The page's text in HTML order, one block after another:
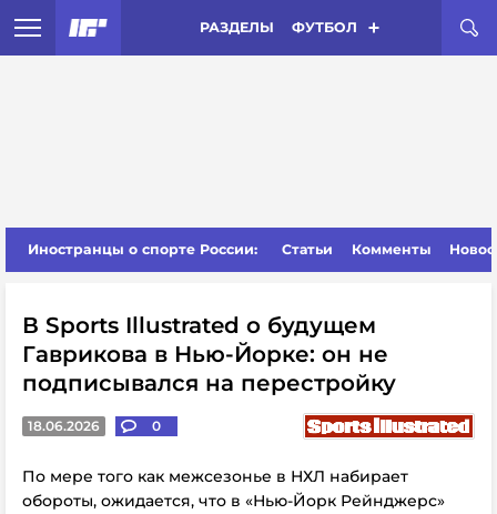
РАЗДЕЛЫ ФУТБОЛ
Иностранцы о спорте России: Статьи Комменты
В Sports Illustrated о будущем
Гаврикова в Нью-Йорке: он не
подписывался на перестройку
18.06.2026 0
По мере того как межсезонье в НХЛ набирает
обороты, ожидается, что в «Нью-Йорк Рейнджерс»